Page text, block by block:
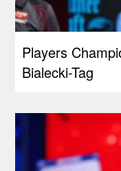
Players
Bialecki-Tag